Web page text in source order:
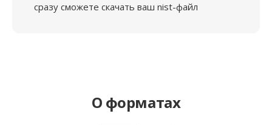
сразу сможете скачать ваш nist-файл
О форматах